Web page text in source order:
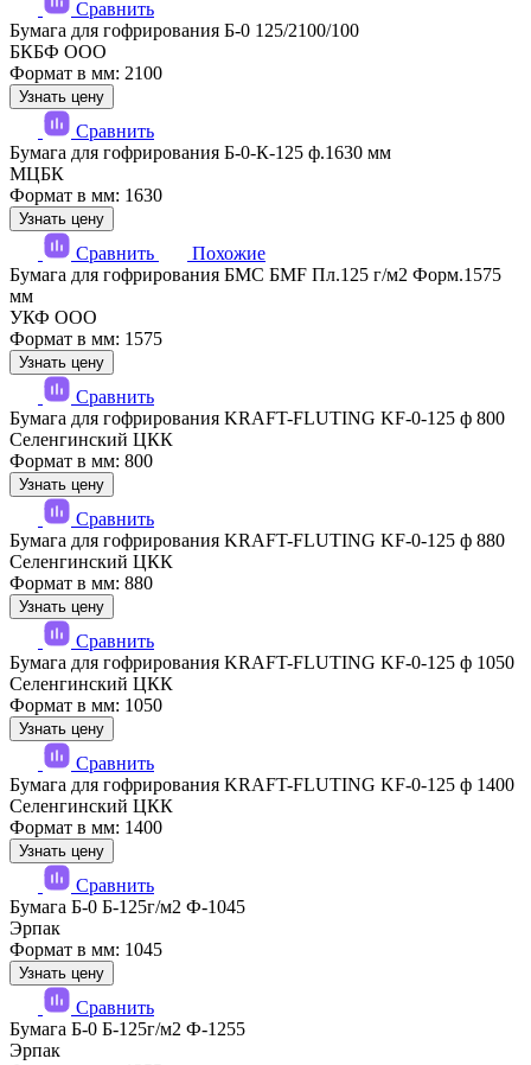
Сравнить
Бумага для гофрирования Б-0 125/2100/100
БКБФ ООО
Формат в мм: 2100
Узнать цену
Сравнить
Бумага для гофрирования Б-0-К-125 ф.1630 мм
МЦБК
Формат в мм: 1630
Узнать цену
Сравнить
Похожие
Бумага для гофрирования БМС БМF Пл.125 г/м2 Форм.1575
мм
УКФ ООО
Формат в мм: 1575
Узнать цену
Сравнить
Бумага для гофрирования KRAFT-FLUTING KF-0-125 ф 800
Селенгинский ЦКК
Формат в мм: 800
Узнать цену
Сравнить
Бумага для гофрирования KRAFT-FLUTING KF-0-125 ф 880
Селенгинский ЦКК
Формат в мм: 880
Узнать цену
Сравнить
Бумага для гофрирования KRAFT-FLUTING KF-0-125 ф 1050
Селенгинский ЦКК
Формат в мм: 1050
Узнать цену
Сравнить
Бумага для гофрирования KRAFT-FLUTING KF-0-125 ф 1400
Селенгинский ЦКК
Формат в мм: 1400
Узнать цену
Сравнить
Бумага Б-0 Б-125г/м2 Ф-1045
Эрпак
Формат в мм: 1045
Узнать цену
Сравнить
Бумага Б-0 Б-125г/м2 Ф-1255
Эрпак